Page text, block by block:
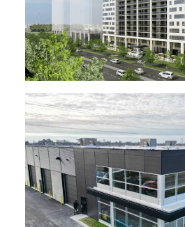
Voir le projet
Voir le projet